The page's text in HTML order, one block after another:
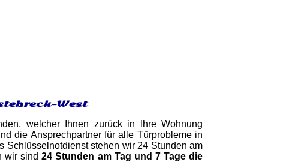
West
welcher Ihnen zurück in Ihre Wohnung
die Ansprechpartner für alle Türprobleme in
Schlüsselnotdienst stehen wir 24 Stunden am
wir sind24 Stunden am Tag und 7 Tage die